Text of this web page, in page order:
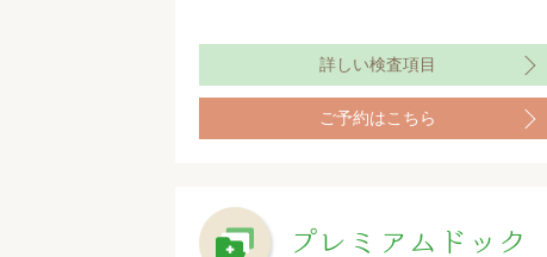
詳しい検査項目
ご予約はこちら
プレミアムドック